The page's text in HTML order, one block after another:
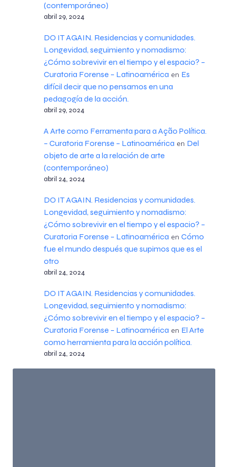
(contemporáneo)
abril 29, 2024
DO IT AGAIN. Residencias y comunidades.
Longevidad, seguimiento y nomadismo:
¿Cómo sobrevivir en el tiempo y el espacio? –
Curatoria Forense – Latinoamérica en Es
difícil decir que no pensamos en una
pedagogía de la acción.
abril 29, 2024
A Arte como Ferramenta para a Ação Política.
– Curatoria Forense – Latinoamérica en Del
objeto de arte a la relación de arte
(contemporáneo)
abril 24, 2024
DO IT AGAIN. Residencias y comunidades.
Longevidad, seguimiento y nomadismo:
¿Cómo sobrevivir en el tiempo y el espacio? –
Curatoria Forense – Latinoamérica en Cómo
fue el mundo después que supimos que es el
otro
abril 24, 2024
DO IT AGAIN. Residencias y comunidades.
Longevidad, seguimiento y nomadismo:
¿Cómo sobrevivir en el tiempo y el espacio? –
Curatoria Forense – Latinoamérica en El Arte
como herramienta para la acción política.
abril 24, 2024